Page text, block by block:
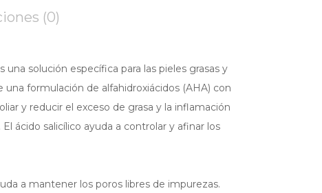
(0)
una solución específica para las pieles grasas y
formulación de alfahidroxiácidos (AHA) con
y reducir el exceso de grasa y la inflamación
ácido salicílico ayuda a controlar y afinar los
a mantener los poros libres de impurezas.